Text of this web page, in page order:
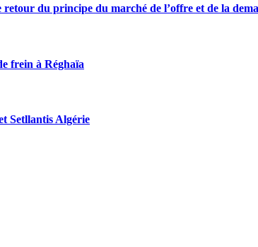
du principe du marché de l’offre et de la
frein à Réghaïa
Setllantis Algérie